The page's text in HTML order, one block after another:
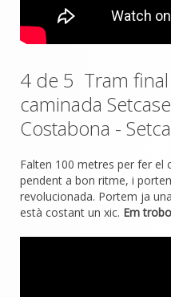
4 de 5 Tram
caminada
Costabona -
Falten 100 metres per fer el
pendent a bon ritme, i
revolucionada. Portem ja
està costant un xic. Em